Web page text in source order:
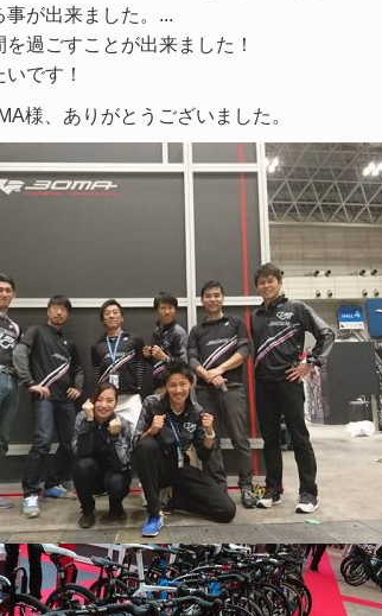
が出来ました。 ...
過ごすことが出来ました！
です！
様、ありがとうございました。